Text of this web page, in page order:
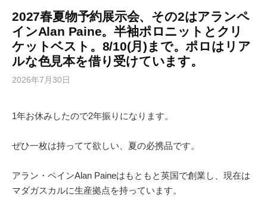
2027春夏物予約展示会、その2はアランペ
インAlan Paine。半袖ポロニットとクリ
ケットベスト。8/10(月)まで。ポロはリア
ルな色見本を借り受けています。
2026年7月30日
1年お休みしたので2年振りになります。
ぜひ一枚は持ってて欲しい、夏の必携品です。
アラン・ペインAlan Paineはもともと英国で創業し、現在は
マダガスカルに生産拠点を持っています。